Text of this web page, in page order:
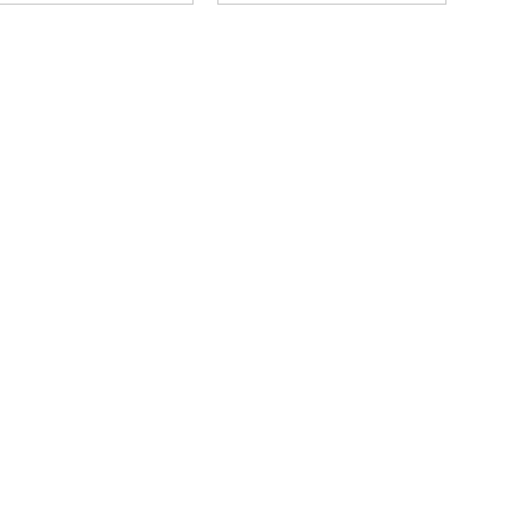
do corpo: Triângulo Invertido, Cor: Branco, Tamanho: S